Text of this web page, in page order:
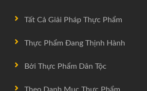
Tất Cả Giải Pháp Thực Phẩm
Thực Phẩm Đang Thịnh Hành
Bởi Thực Phẩm Dân Tộc